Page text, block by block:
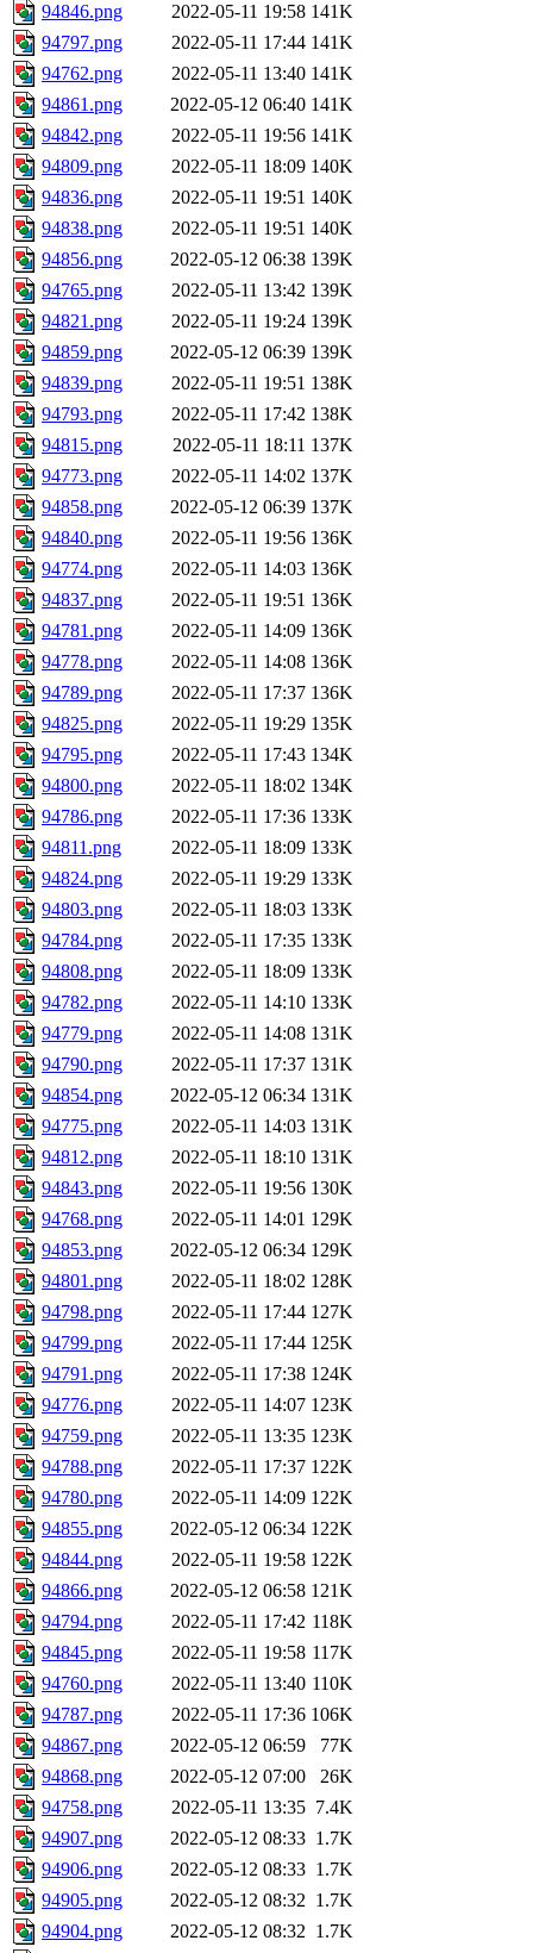
94846.png
2022-05-11 19:58 141K
94797.png
2022-05-11 17:44 141K
94762.png
2022-05-11 13:40 141K
94861.png
2022-05-12 06:40 141K
94842.png
2022-05-11 19:56 141K
94809.png
2022-05-11 18:09 140K
94836.png
2022-05-11 19:51 140K
94838.png
2022-05-11 19:51 140K
94856.png
2022-05-12 06:38 139K
94765.png
2022-05-11 13:42 139K
94821.png
2022-05-11 19:24 139K
94859.png
2022-05-12 06:39 139K
94839.png
2022-05-11 19:51 138K
94793.png
2022-05-11 17:42 138K
94815.png
2022-05-11 18:11 137K
94773.png
2022-05-11 14:02 137K
94858.png
2022-05-12 06:39 137K
94840.png
2022-05-11 19:56 136K
94774.png
2022-05-11 14:03 136K
94837.png
2022-05-11 19:51 136K
94781.png
2022-05-11 14:09 136K
94778.png
2022-05-11 14:08 136K
94789.png
2022-05-11 17:37 136K
94825.png
2022-05-11 19:29 135K
94795.png
2022-05-11 17:43 134K
94800.png
2022-05-11 18:02 134K
94786.png
2022-05-11 17:36 133K
94811.png
2022-05-11 18:09 133K
94824.png
2022-05-11 19:29 133K
94803.png
2022-05-11 18:03 133K
94784.png
2022-05-11 17:35 133K
94808.png
2022-05-11 18:09 133K
94782.png
2022-05-11 14:10 133K
94779.png
2022-05-11 14:08 131K
94790.png
2022-05-11 17:37 131K
94854.png
2022-05-12 06:34 131K
94775.png
2022-05-11 14:03 131K
94812.png
2022-05-11 18:10 131K
94843.png
2022-05-11 19:56 130K
94768.png
2022-05-11 14:01 129K
94853.png
2022-05-12 06:34 129K
94801.png
2022-05-11 18:02 128K
94798.png
2022-05-11 17:44 127K
94799.png
2022-05-11 17:44 125K
94791.png
2022-05-11 17:38 124K
94776.png
2022-05-11 14:07 123K
94759.png
2022-05-11 13:35 123K
94788.png
2022-05-11 17:37 122K
94780.png
2022-05-11 14:09 122K
94855.png
2022-05-12 06:34 122K
94844.png
2022-05-11 19:58 122K
94866.png
2022-05-12 06:58 121K
94794.png
2022-05-11 17:42 118K
94845.png
2022-05-11 19:58 117K
94760.png
2022-05-11 13:40 110K
94787.png
2022-05-11 17:36 106K
94867.png
2022-05-12 06:59
77K
94868.png
2022-05-12 07:00
26K
94758.png
2022-05-11 13:35 7.4K
94907.png
2022-05-12 08:33 1.7K
94906.png
2022-05-12 08:33 1.7K
94905.png
2022-05-12 08:32 1.7K
94904.png
2022-05-12 08:32 1.7K